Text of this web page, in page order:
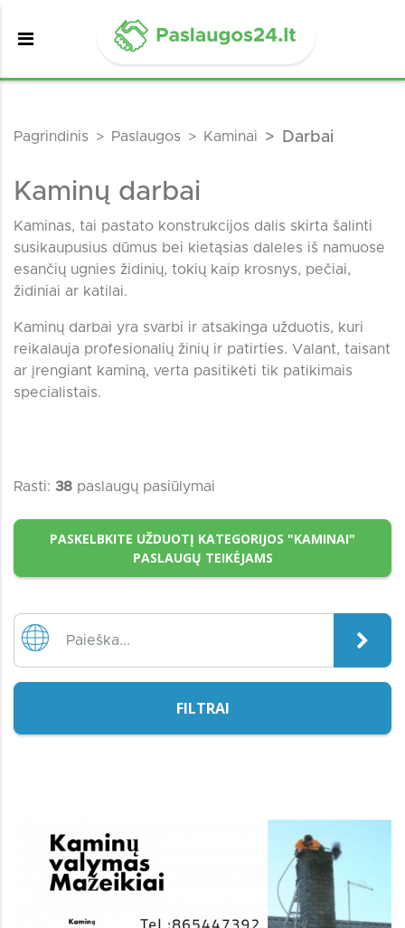
Pagrindinis Paslaugos Kaminai Darbai
Kaminų darbai
Kaminas, tai pastato konstrukcijos dalis skirta šalinti
susikaupusius dūmus bei kietąsias daleles iš namuose
esančių ugnies židinių, tokių kaip krosnys, pečiai,
židiniai ar katilai.
Kaminų darbai yra svarbi ir atsakinga užduotis, kuri
reikalauja profesionalių žinių ir patirties. Valant, taisant
ar įrengiant kaminą, verta pasitikėti tik patikimais
specialistais.
Rasti: 38 paslaugų pasiūlymai
PASKELBKITE UŽDUOTĮ KATEGORIJOS "KAMINAI"
PASLAUGŲ TEIKĖJAMS
FILTRAI